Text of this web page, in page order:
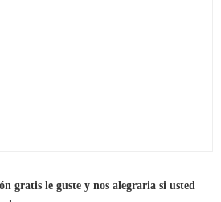
gratis le guste y nos alegraria si usted